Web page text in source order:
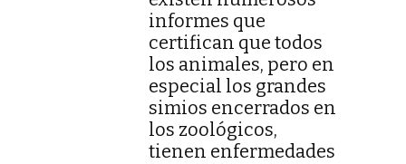
informes que
certifican que todos
los animales, pero en
especial los grandes
simios encerrados en
los zoológicos,
tienen enfermedades